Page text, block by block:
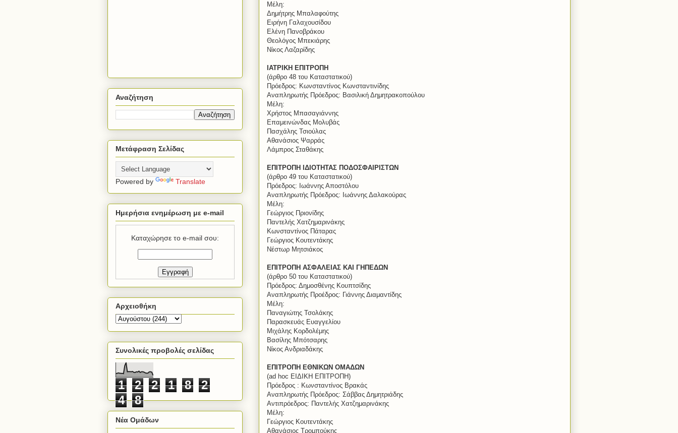
Μέλη:
Δημήτρης Μπαλαφούτης
Ειρήνη Γαλαχουσίδου
Ελένη Πανοβράκου
Θεολόγος Μπεκιάρης
Νίκος Λαζαρίδης
ΙΑΤΡΙΚΗ ΕΠΙΤΡΟΠΗ
(άρθρο 48 του Καταστατικού)
Πρόεδρος: Κωνσταντίνος Κωνσταντινίδης
Αναπληρωτής Πρόεδρος: Βασιλική Δημητρακοπούλου
Μέλη:
Χρήστος Μπασαγιάννης
Επαμεινώνδας Μολυβάς
Πασχάλης Τσιούλας
Αθανάσιος Ψαρράς
Λάμπρος Σταθάκης
ΕΠΙΤΡΟΠΗ ΙΔΙΟΤΗΤΑΣ ΠΟΔΟΣΦΑΙΡΙΣΤΩΝ
(άρθρο 49 του Καταστατικού)
Πρόεδρος: Ιωάννης Αποστόλου
Αναπληρωτής Πρόεδρος: Ιωάννης Δαλακούρας
Μέλη:
Γεώργιος Πριονίδης
Παντελής Χατζημαρινάκης
Κωνσταντίνος Πάταρας
Γεώργιος Κουτεντάκης
Νέστωρ Μητσιάκος
ΕΠΙΤΡΟΠΗ ΑΣΦΑΛΕΙΑΣ ΚΑΙ ΓΗΠΕΔΩΝ
(άρθρο 50 του Καταστατικού)
Πρόεδρος: Δημοσθένης Κουπτσίδης
Αναπληρωτής Προέδρος: Γιάννης Διαμαντίδης
Μέλη:
Παναγιώτης Τσολάκης
Παρασκευάς Ευαγγελίου
Μιχάλης Κορδολέμης
Βασίλης Μπότσαρης
Νίκος Ανδριαδάκης
ΕΠΙΤΡΟΠΗ ΕΘΝΙΚΩΝ ΟΜΑΔΩΝ
(ad hoc ΕΙΔΙΚΗ ΕΠΙΤΡΟΠΗ)
Πρόεδρος : Κωνσταντίνος Βρακάς
Αναπληρωτής Πρόεδρος: Σάββας Δημητριάδης
Αντιπρόεδρος: Παντελής Χατζημαρινάκης
Μέλη:
Γεώργιος Κουτεντάκης
Αθανάσιος Τρομπούκης
Αναζήτηση
Μετάφραση Σελίδας
Powered by Translate
Ημερήσια ενημέρωση με e-mail
Καταχώρησε το e-mail σου:
Αρχειοθήκη
Συνολικές προβολές σελίδας
1 2 2 1 8
2
4
8
Νέα Ομάδων